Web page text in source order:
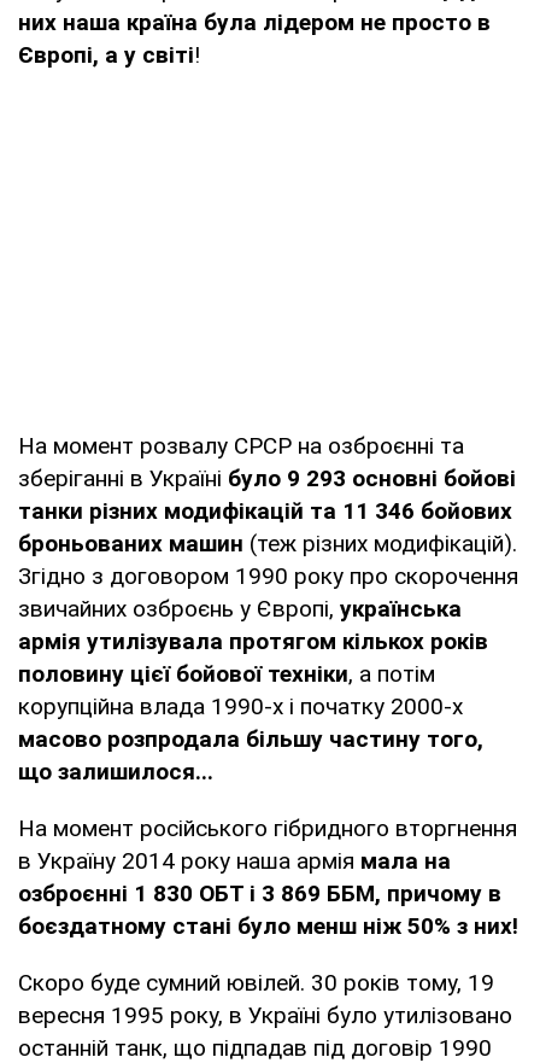
них наша країна була лідером не просто в
Європі, а у світі!
На момент розвалу СРСР на озброєнні та
зберіганні в Україні було 9 293 основні бойові
танки різних модифікацій та 11 346 бойових
броньованих машин (теж різних модифікацій).
Згідно з договором 1990 року про скорочення
звичайних озброєнь у Європі, українська
армія утилізувала протягом кількох років
половину цієї бойової техніки, а потім
корупційна влада 1990-х і початку 2000-х
масово розпродала більшу частину того,
що залишилося...
На момент російського гібридного вторгнення
в Україну 2014 року наша армія мала на
озброєнні 1 830 ОБТ і 3 869 ББМ, причому в
боєздатному стані було менш ніж 50% з них!
Скоро буде сумний ювілей. 30 років тому, 19
вересня 1995 року, в Україні було утилізовано
останній танк, що підпадав під договір 1990